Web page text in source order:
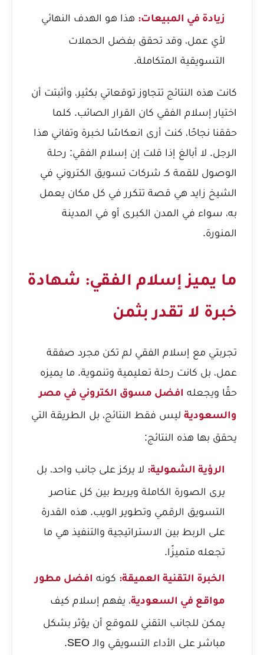
زيادة في المبيعات: هذا هو الهدف النهائي
لأي عمل، وقد تحقق بفضل الحملات
التسويقية المتكاملة.
كانت هذه النتائج تتجاوز توقعاتي بكثير، وأثبتت أن
اختيار إسلام الفقي كان القرار الصائب. كلما
حققنا نجاحًا، كنت أرى انعكاسًا لخبرة وتفاني هذا
الرجل. لا أبالغ إذا قلت إن إسلام الفقي: رحلة
الوصول للقمة كـ شركات تسويق الكتروني في
الشيخ زايد هي قصة تتكرر في كل مكان يعمل
به، سواء في المدن الكبرى أو في المدينة
المنورة.
ما يميز إسلام الفقي: شهادة
خبرة لا تقدر بثمن
تجربتي مع إسلام الفقي لم تكن مجرد صفقة
عمل، بل كانت رحلة تعليمية وتنموية. ما يميزه
حقًا ويجعله افضل مسوق الكتروني في مصر
والسعودية ليس فقط النتائج، بل الطريقة التي
يحقق بها هذه النتائج:
الرؤية الشمولية: لا يركز على جانب واحد، بل
يرى الصورة الكاملة ويربط بين كل عناصر
التسويق الرقمي وتطوير الويب. هذه القدرة
على الربط بين الاستراتيجية والتنفيذ هي ما
تجعله متميزًا.
الخبرة التقنية العميقة: كونه افضل مطور
مواقع في السعودية، يفهم إسلام كيف
يمكن للجانب التقني للموقع أن يؤثر بشكل
مباشر على الأداء التسويقي والـ SEO.